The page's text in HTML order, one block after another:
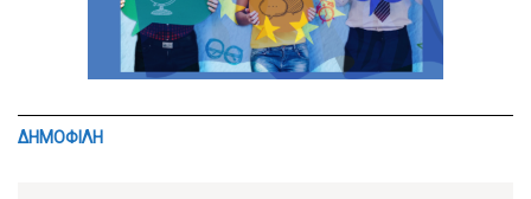
ΔΗΜΟΦΙΛΗ